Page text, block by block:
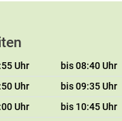
Uhr
bis 08:40 Uhr
Uhr
bis 09:35 Uhr
Uhr
bis 10:45 Uhr